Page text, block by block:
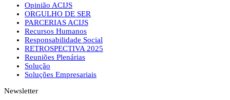
Opinião ACIJS
ORGULHO DE SER
PARCERIAS ACIJS
Recursos Humanos
Responsabilidade Social
RETROSPECTIVA 2025
Reuniões Plenárias
Solução
Soluções Empresariais
Newsletter